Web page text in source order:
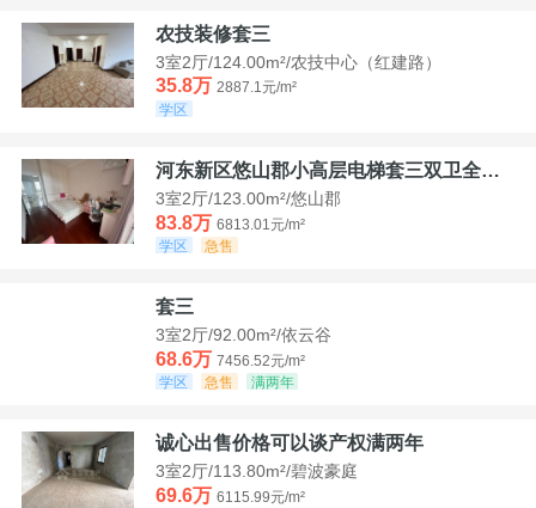
农技装修套三
3室2厅/124.00m²/农技中心（红建路）
35.8万 2887.1元/m²
学区
河东新区悠山郡小高层电梯套三双卫全装带家具家电
3室2厅/123.00m²/悠山郡
83.8万 6813.01元/m²
学区
急售
套三
3室2厅/92.00m²/依云谷
68.6万 7456.52元/m²
学区
急售 满两年
诚心出售价格可以谈产权满两年
3室2厅/113.80m²/碧波豪庭
69.6万 6115.99元/m²